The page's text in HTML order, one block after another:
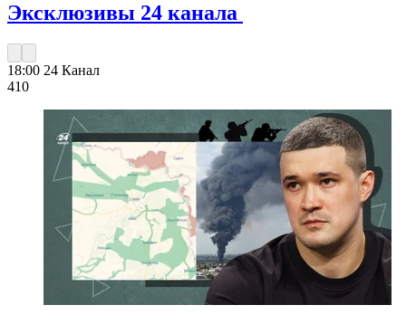
Эксклюзивы 24 канала
18:00 24 Канал
410